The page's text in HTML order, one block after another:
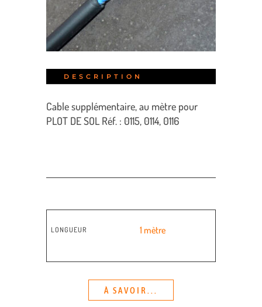
DESCRIPTION
Cable supplémentaire, au mètre pour
PLOT DE SOL Réf. : 0115, 0114, 0116
LONGUEUR 1 mètre
À SAVOIR...